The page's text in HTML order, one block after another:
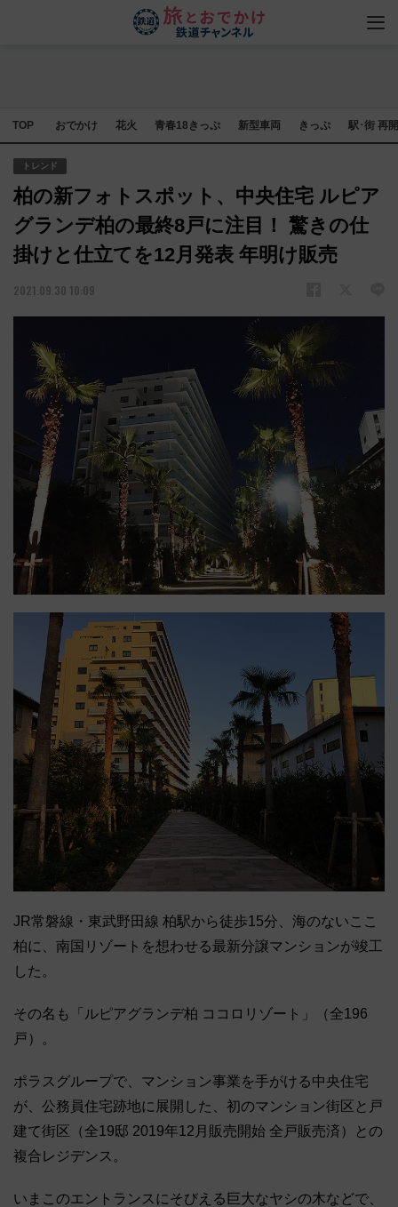
TOP おでかけ 花火 青春18きっぷ 新型車両 きっぷ 駅･街 再
トレンド
柏の新フォトスポット、中央住宅 ルピア
グランデ柏の最終8戸に注目！ 驚きの仕
掛けと仕立てを12月発表 年明け販売
2021.09.30 10:09
JR常磐線・東武野田線 柏駅から徒歩15分、海のないここ
柏に、南国リゾートを想わせる最新分譲マンションが竣工
した。
その名も「ルピアグランデ柏 ココロリゾート」（全196
戸）。
ポラスグループで、マンション事業を手がける中央住宅
が、公務員住宅跡地に展開した、初のマンション街区と戸
建て街区（全19邸 2019年12月販売開始 全戸販売済）との
複合レジデンス。
いまこのエントランスにそびえる巨大なヤシの木などで、